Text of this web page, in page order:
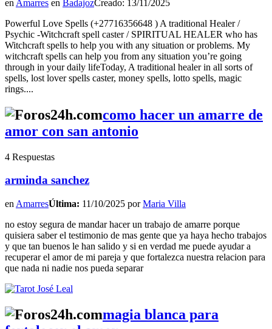
en Amarres en BadajozCreado: 13/11/2025
Powerful Love Spells (+27716356648 ) A traditional Healer /
Psychic -Witchcraft spell caster / SPIRITUAL HEALER who has
Witchcraft spells to help you with any situation or problems. My
witchcraft spells can help you from any situation you’re going
through in your daily lifeToday, A traditional healer in all sorts of
spells, lost lover spells caster, money spells, lotto spells, magic
rings....
como hacer un amarre de
amor con san antonio
4 Respuestas
arminda sanchez
en AmarresÚltima: 11/10/2025 porMaria Villa
no estoy segura de mandar hacer un trabajo de amarre porque
quisiera saber el testimonio de mas gente que ya haya hecho trabajos
y que tan buenos le han salido y si en verdad me puede ayudar a
recuperar el amor de mi pareja y que fortalezca nuestra relacion para
que nada ni nadie nos pueda separar
magia blanca para